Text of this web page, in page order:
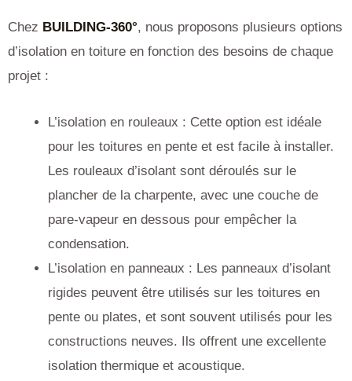
Chez BUILDING-360°, nous proposons plusieurs options
d’isolation en toiture en fonction des besoins de chaque
projet :
L’isolation en rouleaux : Cette option est idéale
pour les toitures en pente et est facile à installer.
Les rouleaux d’isolant sont déroulés sur le
plancher de la charpente, avec une couche de
pare-vapeur en dessous pour empêcher la
condensation.
L’isolation en panneaux : Les panneaux d’isolant
rigides peuvent être utilisés sur les toitures en
pente ou plates, et sont souvent utilisés pour les
constructions neuves. Ils offrent une excellente
isolation thermique et acoustique.